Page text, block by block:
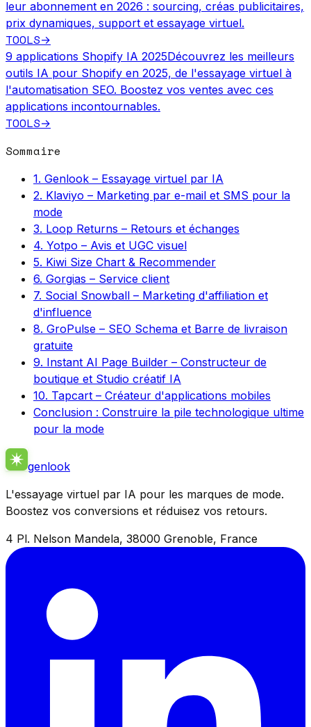
leur abonnement en 2026 : sourcing, créas publicitaires,
prix dynamiques, support et essayage virtuel.
TOOLS→
9 applications Shopify IA 2025Découvrez les meilleurs
outils IA pour Shopify en 2025, de l'essayage virtuel à
l'automatisation SEO. Boostez vos ventes avec ces
applications incontournables.
TOOLS→
Sommaire
1. Genlook – Essayage virtuel par IA
2. Klaviyo – Marketing par e-mail et SMS pour la
mode
3. Loop Returns – Retours et échanges
4. Yotpo – Avis et UGC visuel
5. Kiwi Size Chart & Recommender
6. Gorgias – Service client
7. Social Snowball – Marketing d'affiliation et
d'influence
8. GroPulse – SEO Schema et Barre de livraison
gratuite
9. Instant AI Page Builder – Constructeur de
boutique et Studio créatif IA
10. Tapcart – Créateur d'applications mobiles
Conclusion : Construire la pile technologique ultime
pour la mode
genlook
L'essayage virtuel par IA pour les marques de mode.
Boostez vos conversions et réduisez vos retours.
4 Pl. Nelson Mandela, 38000 Grenoble, France